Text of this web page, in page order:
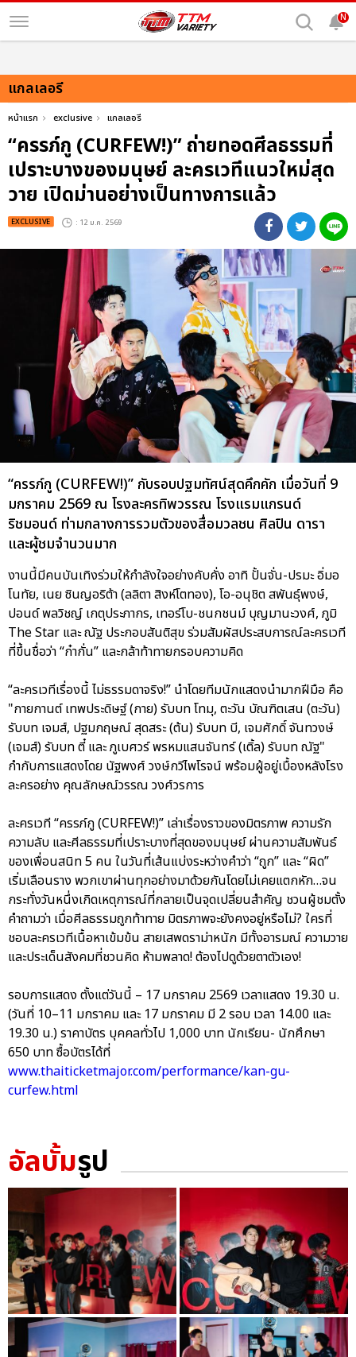
N
แกลเลอรี
หน้าแรก exclusive แกลเลอรี
“ครรภ์กู (CURFEW!)” ถ่ายทอดศีลธรรมที่
เปราะบางของมนุษย์ ละครเวทีแนวใหม่สุด
วาย เปิดม่านอย่างเป็นทางการแล้ว
EXCLUSIVE : 12 ม.ค. 2569
“ครรภ์กู (CURFEW!)” กับรอบปฐมทัศน์สุดคึกคัก เมื่อวันที่ 9
มกราคม 2569 ณ โรงละครทิพวรรณ โรงแรมแกรนด์
ริชมอนด์ ท่ามกลางการรวมตัวของสื่อมวลชน ศิลปิน ดารา
และผู้ชมจำนวนมาก
งานนี้มีคนบันเทิงร่วมให้กำลังใจอย่างคับคั่ง อาทิ ปั้นจั่น-ปรมะ อิ่มอ
โนทัย, เนย ซินญอริต้า (ลลิตา สิงห์โตทอง), โอ-อนุชิต สพันธุ์พงษ์,
ปอนด์ พลวิชญ์ เกตุประภากร, เทอร์โบ-ชนกชนม์ บุญมานะวงศ์, ภูมิ
The Star และ ณัฐ ประกอบสันติสุข ร่วมสัมผัสประสบการณ์ละครเวที
ที่ขึ้นชื่อว่า “ก๋ากั่น” และกล้าท้าทายกรอบความคิด
“ละครเวทีเรื่องนี้ ไม่ธรรมดาจริง!” นำโดยทีมนักแสดงนำมากฝีมือ คือ
"กายกานต์ เทพประดิษฐ์ (กาย) รับบท โทมุ, ตะวัน บัณฑิตเสน (ตะวัน)
รับบท เจมส์, ปฐมกฤษณ์ สุดสระ (ต้น) รับบท บี, เจมศักดิ์ จันทวงษ์
(เจมส์) รับบท ตี๋ และ ภูเบศวร์ พรหมแสนจันทร์ (เติ้ล) รับบท ณัฐ"
กำกับการแสดงโดย นัฐพงศ์ วงษ์กวีไพโรจน์ พร้อมผู้อยู่เบื้องหลังโรง
ละครอย่าง คุณลักษณ์วรรณ วงศ์วรการ
ละครเวที “ครรภ์กู (CURFEW!)” เล่าเรื่องราวของมิตรภาพ ความรัก
ความลับ และศีลธรรมที่เปราะบางที่สุดของมนุษย์ ผ่านความสัมพันธ์
ของเพื่อนสนิท 5 คน ในวันที่เส้นแบ่งระหว่างคำว่า “ถูก” และ “ผิด”
เริ่มเลือนราง พวกเขาผ่านทุกอย่างมาด้วยกันโดยไม่เคยแตกหัก…จน
กระทั่งวันหนึ่งเกิดเหตุการณ์ที่กลายเป็นจุดเปลี่ยนสำคัญ ชวนผู้ชมตั้ง
คำถามว่า เมื่อศีลธรรมถูกท้าทาย มิตรภาพจะยังคงอยู่หรือไม่? ใครที่
ชอบละครเวทีเนื้อหาเข้มข้น สายเสพดราม่าหนัก มีทั้งอารมณ์ ความวาย
และประเด็นสังคมที่ชวนคิด ห้ามพลาด! ต้องไปดูด้วยตาตัวเอง!
รอบการแสดง ตั้งแต่วันนี้ – 17 มกราคม 2569 เวลาแสดง 19.30 น.
(วันที่ 10–11 มกราคม และ 17 มกราคม มี 2 รอบ เวลา 14.00 และ
19.30 น.) ราคาบัตร บุคคลทั่วไป 1,000 บาท นักเรียน- นักศึกษา
650 บาท ซื้อบัตรได้ที่
www.thaiticketmajor.com/performance/kan-gu-
curfew.html
อัลบั้มรูป